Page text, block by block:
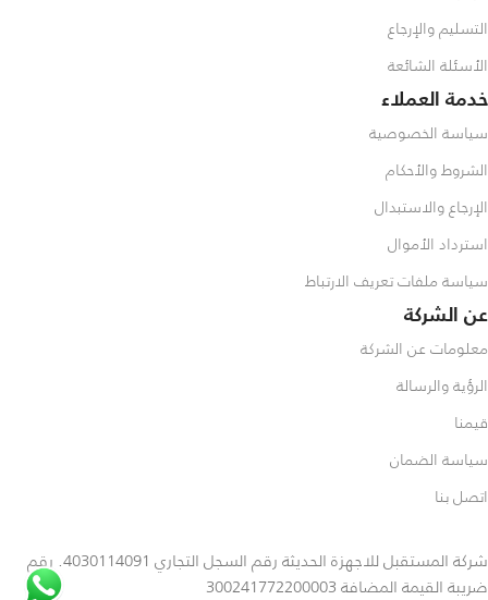
التسليم والإرجاع
الأسئلة الشائعة
خدمة العملاء
سياسة الخصوصية
الشروط والأحكام
الإرجاع والاستبدال
استرداد الأموال
سياسة ملفات تعريف الارتباط
عن الشركة
معلومات عن الشركة
الرؤية والرسالة
قيمنا
سياسة الضمان
اتصل بنا
شركة المستقبل للاجهزة الحديثة رقم السجل التجاري 4030114091. رقم
ضريبة القيمة المضافة 300241772200003